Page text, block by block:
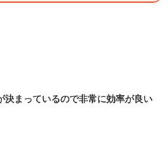
まっているので非常に効率が良い